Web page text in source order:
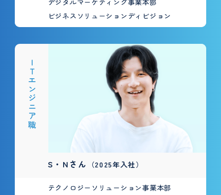
ビジネスソリューションディビジョン
ＩＴエンジニア職
S・Nさん （2025年入社）
テクノロジーソリューション事業本部